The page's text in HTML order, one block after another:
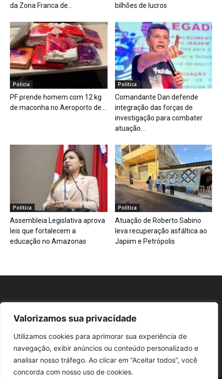
Valorizamos sua privacidade
Utilizamos cookies para aprimorar sua experiência de
navegação, exibir anúncios ou conteúdo personalizado e
analisar nosso tráfego. Ao clicar em “Aceitar todos”, você
concorda com nosso uso de cookies.
da Zona Franca de...
bilhões de lucros
Polícia
PF prende homem com 12 kg
de maconha no Aeroporto de...
Política
Comandante Dan defende
integração das forças de
investigação para combater
atuação...
Política
Assembleia Legislativa aprova
leis que fortalecem a
educação no Amazonas
Política
Atuação de Roberto Sabino
leva recuperação asfáltica ao
Japiim e Petrópolis
Repórter AM